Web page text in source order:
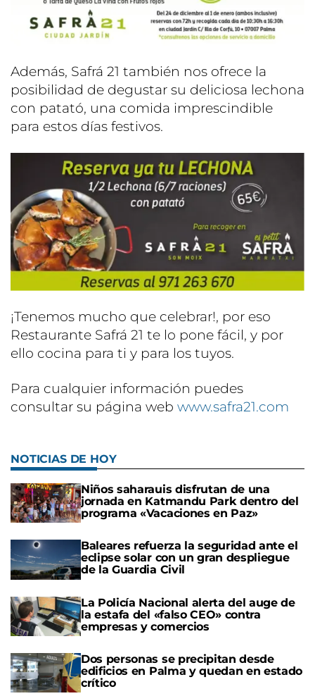
Además, Safrá 21 también nos ofrece la
posibilidad de degustar su deliciosa lechona
con patató, una comida imprescindible
para estos días festivos.
¡Tenemos mucho que celebrar!, por eso
Restaurante Safrá 21 te lo pone fácil, y por
ello cocina para ti y para los tuyos.
Para cualquier información puedes
consultar su página web www.safra21.com
NOTICIAS DE HOY
Niños saharauis disfrutan de una
jornada en Katmandu Park dentro del
programa «Vacaciones en Paz»
Baleares refuerza la seguridad ante el
eclipse solar con un gran despliegue
de la Guardia Civil
La Policía Nacional alerta del auge de
la estafa del «falso CEO» contra
empresas y comercios
Dos personas se precipitan desde
edificios en Palma y quedan en estado
crítico